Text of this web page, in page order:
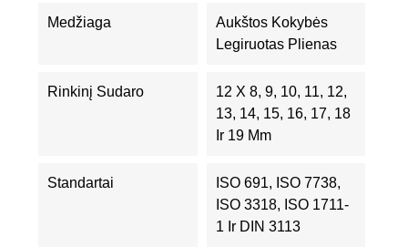
Medžiaga
Aukštos Kokybės
Legiruotas Plienas
Rinkinį Sudaro
12 X 8, 9, 10, 11, 12,
13, 14, 15, 16, 17, 18
Ir 19 Mm
Standartai
ISO 691, ISO 7738,
ISO 3318, ISO 1711-
1 Ir DIN 3113